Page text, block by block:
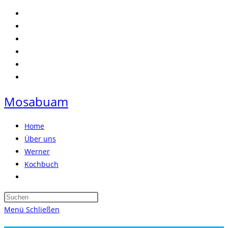
Zum
Inhalt
springen
Mosabuam
Home
Über uns
Werner
Kochbuch
umschalten
Press
Menü Schließen